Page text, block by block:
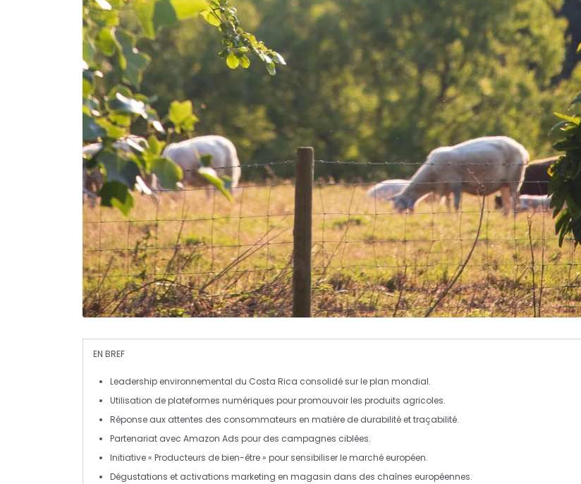
EN BREF
Leadership environnemental du Costa Rica consolidé sur le plan mondial.
Utilisation deplateformes numériques pour promouvoir les produits agricoles.
Réponse aux attentes des consommateurs en matière de durabilité et traçabilité.
Partenariat avec Amazon Ads pour des campagnes ciblées.
Initiative« Producteurs de bien-être » pour sensibiliser le marché européen.
Dégustations et activations marketing en magasin dans des chaînes européennes.